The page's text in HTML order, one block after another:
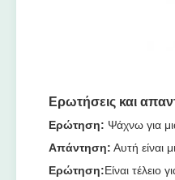
Ερωτήσεις και
Ερώτηση: Ψάχνω για
Απάντηση: Αυτή είναι
Ερώτηση:Είναι τέλειο